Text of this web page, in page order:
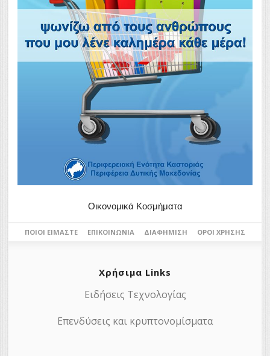
Οικονομικά Κοσμήματα
ΠΟΙΟΙ ΕΊΜΑΣΤΕ ΕΠΙΚΟΙΝΩΝΊΑ ΔΙΑΦΉΜΙΣΗ ΌΡΟΙ ΧΡΉΣΗΣ
Χρήσιμα Links
Ειδήσεις Τεχνολογίας
Επενδύσεις και κρυπτονομίσματα